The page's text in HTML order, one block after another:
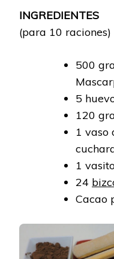
INGREDIENTES
(para 10 raciones)
500
5
120
1 vaso
1
24
Cacao